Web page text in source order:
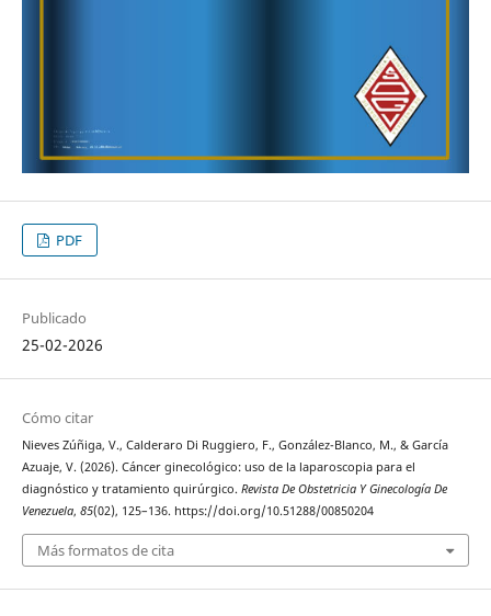
PDF
Publicado
25-02-2026
Cómo citar
Nieves Zúñiga, V., Calderaro Di Ruggiero, F., González-Blanco, M., & García
Azuaje, V. (2026). Cáncer ginecológico: uso de la laparoscopia para el
diagnóstico y tratamiento quirúrgico. Revista De Obstetricia Y Ginecología De
Venezuela, 85(02), 125–136. https://doi.org/10.51288/00850204
Más formatos de cita